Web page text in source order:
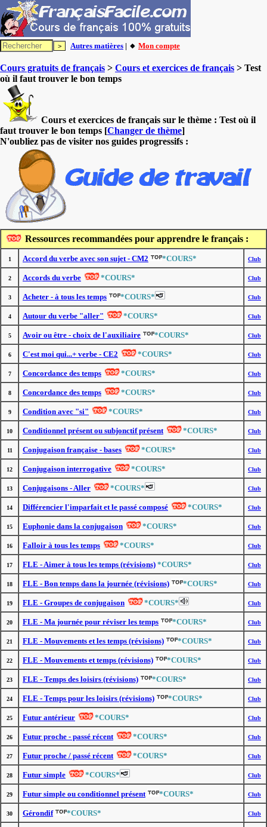
Autres matières | 🔸 Mon compte
Cours gratuits de français > Cours et exercices de français > Test
où il faut trouver le bon temps
Cours et exercices de français sur le thème : Test où il
faut trouver le bon temps [Changer de thème]
N'oubliez pas de visiter nos guides progressifs :
Ressources recommandées pour apprendre le français :
1 Accord du verbe avec son sujet - CM2 *COURS* Club
2 Accords du verbe *COURS* Club
3 Acheter - à tous les temps *COURS* Club
4 Autour du verbe "aller" *COURS* Club
5 Avoir ou être - choix de l'auxiliaire *COURS* Club
6 C'est moi qui...+ verbe - CE2 *COURS* Club
7 Concordance des temps *COURS* Club
8 Concordance des temps *COURS* Club
9 Condition avec "si" *COURS* Club
10 Conditionnel présent ou subjonctif présent *COURS* Club
11 Conjugaison française - bases *COURS* Club
12 Conjugaison interrogative *COURS* Club
13 Conjugaisons - Aller *COURS* Club
14 Différencier l'imparfait et le passé composé *COURS* Club
15 Euphonie dans la conjugaison *COURS* Club
16 Falloir à tous les temps *COURS* Club
17 FLE - Aimer à tous les temps (révisions) *COURS* Club
18 FLE - Bon temps dans la journée (révisions) *COURS* Club
19 FLE - Groupes de conjugaison *COURS* Club
20 FLE - Ma journée pour réviser les temps *COURS* Club
21 FLE - Mouvements et les temps (révisions) *COURS* Club
22 FLE - Mouvements et temps (révisions) *COURS* Club
23 FLE - Temps des loisirs (révisions) *COURS* Club
24 FLE - Temps pour les loisirs (révisions) *COURS* Club
25 Futur antérieur *COURS* Club
26 Futur proche - passé récent *COURS* Club
27 Futur proche / passé récent *COURS* Club
28 Futur simple *COURS* Club
29 Futur simple ou conditionnel présent *COURS* Club
30 Gérondif *COURS* Club